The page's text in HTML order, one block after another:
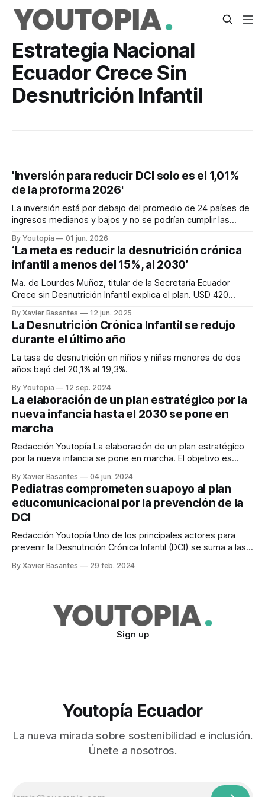
Estrategia Nacional
Ecuador Crece Sin
Desnutrición Infantil
'Inversión para reducir DCI solo es el 1,01%
de la proforma 2026'
La inversión está por debajo del promedio de 24 países de
ingresos medianos y bajos y no se podrían cumplir las
By Youtopia 01 jun. 2026
‘La meta es reducir la desnutrición crónica
infantil a menos del 15%, al 2030’
Ma. de Lourdes Muñoz, titular de la Secretaría Ecuador
Crece sin Desnutrición Infantil explica el plan. USD 420
By Xavier Basantes 12 jun. 2025
La Desnutrición Crónica Infantil se redujo
durante el último año
La tasa de desnutrición en niños y niñas menores de dos
años bajó del 20,1% al 19,3%.
By Youtopia 12 sep. 2024
La elaboración de un plan estratégico por la
nueva infancia hasta el 2030 se pone en
marcha
Redacción Youtopía La elaboración de un plan estratégico
por la nueva infancia se pone en marcha. El objetivo es
Infantil hasta el 2030. La Estrategia beneficia a 600.000
personas, entre mujeres embarazadas y niñas y niños
menores de dos años, con servicios
By Xavier Basantes 04 jun. 2024
Pediatras comprometen su apoyo al plan
educomunicacional por la prevención de la
DCI
Redacción Youtopía Uno de los principales actores para
prevenir la Desnutrición Crónica Infantil (DCI) se suma a las
educomunicacional. La Secretaría Técnica Ecuador Crece
objetivo es generar
By Xavier Basantes 29 feb. 2024
Sign up
Youtopía Ecuador
La nueva mirada sobre sostenibilidad e inclusión.
Únete a nosotros.